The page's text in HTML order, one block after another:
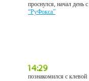
проснулся, начал день с
“РуФокса”
познакомился с клевой